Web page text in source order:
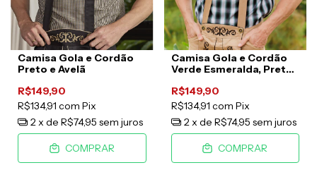
Camisa Gola e Cordão
Preto e Avelã
R$149,90
R$134,91 com Pix
2x de R$74,95 sem juros
COMPRAR
Camisa Gola e Cordão
Verde Esmeralda, Preto
R$149,90
R$134,91 com Pix
2x de R$74,95 sem juros
COMPRAR